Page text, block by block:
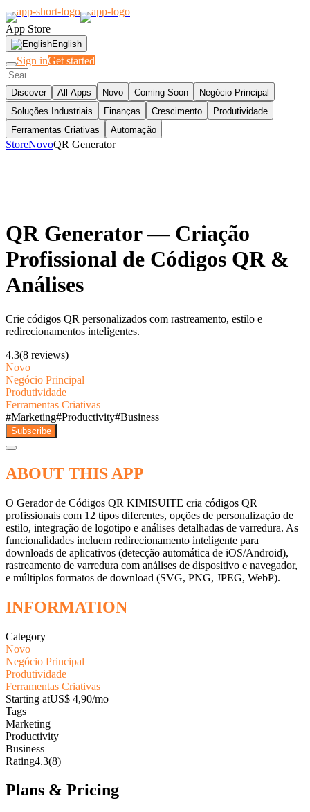
App Store
English
Sign inGet started
Discover All Apps Novo Coming Soon
Negócio Principal
Soluções Industriais
Finanças Crescimento
Produtividade
Ferramentas Criativas
Automação
StoreNovoQR Generator
QR Generator— Criação
Profissional de Códigos QR &
Análises
Crie códigos QR personalizados com rastreamento, estilo e
redirecionamentos inteligentes.
4.3(8 reviews)
Novo
Negócio Principal
Produtividade
Ferramentas Criativas
#Marketing#Productivity#Business
Subscribe
ABOUT THIS APP
O Gerador de Códigos QR KIMISUITE cria códigos QR
profissionais com 12 tipos diferentes, opções de personalização de
estilo, integração de logotipo e análises detalhadas de varredura. As
funcionalidades incluem redirecionamento inteligente para
downloads de aplicativos (detecção automática de iOS/Android),
rastreamento de varredura com análises de dispositivo e navegador,
e múltiplos formatos de download (SVG, PNG, JPEG, WebP).
INFORMATION
Category
Novo
Negócio Principal
Produtividade
Ferramentas Criativas
Starting atUS$ 4,90/mo
Tags
Marketing
Productivity
Business
Rating4.3(8)
Plans & Pricing